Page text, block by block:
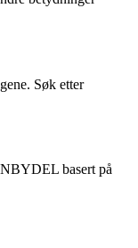
Søk etter
basert på